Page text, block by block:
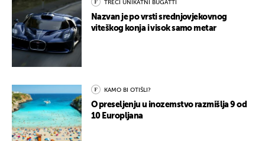
TREĆI UNIKATNI BUGATTI
Nazvan je po vrsti srednjovjekovnog
viteškog konja i visok samo metar
KAMO BI OTIŠLI?
O preseljenju u inozemstvo razmišlja 9 od
10 Europljana